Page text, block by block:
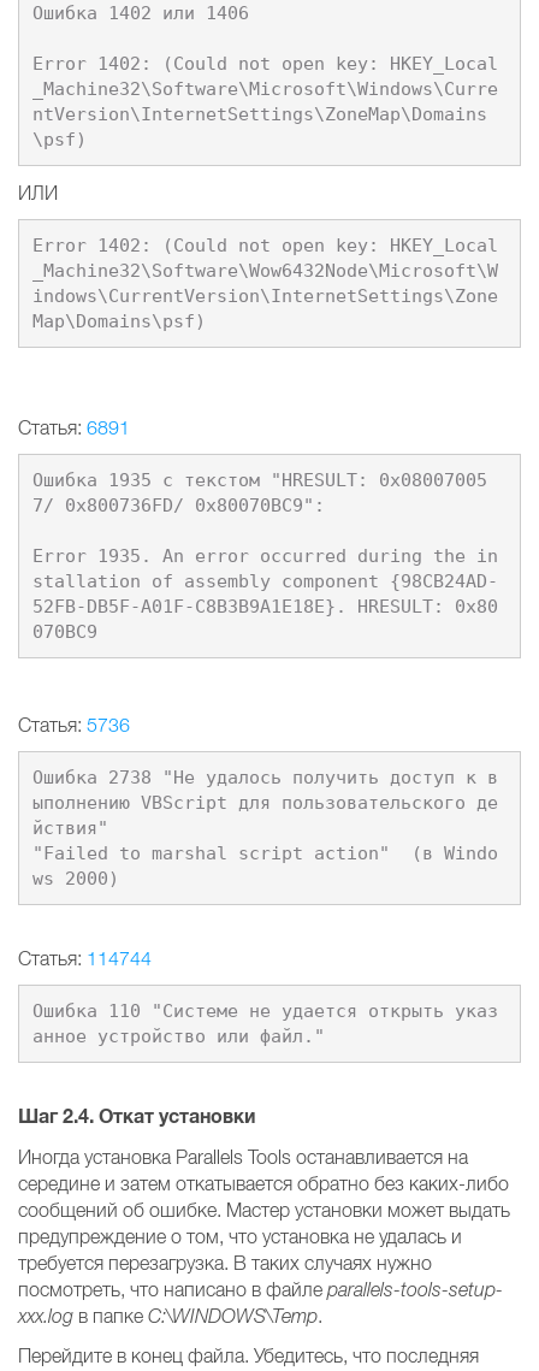
Ошибка 1402 или 1406
Error 1402: (Could not open key: HKEY_Local
_Machine32\Software\Microsoft\Windows\Curre
ntVersion\InternetSettings\ZoneMap\Domains
ИЛИ
Error 1402: (Could not open key: HKEY_Local
_Machine32\Software\Wow6432Node\Microsoft\W
indows\CurrentVersion\InternetSettings\Zone
Статья: 6891
Ошибка 1935 с текстом "HRESULT: 0x08007005
7/ 0x800736FD/ 0x80070BC9":
Error 1935. An error occurred during the in
stallation of assembly component {98CB24AD-
52FB-DB5F-A01F-C8B3B9A1E18E}. HRESULT: 0x80
Статья: 5736
Ошибка 2738 "Не удалось получить доступ к в
ыполнению VBScript для пользовательского де
йствия"
"Failed to marshal script action"  (в Windo
Статья: 114744
Ошибка 110 "Системе не удается открыть указ
Шаг 2.4.Откат установки
Иногда установка Parallels Tools останавливается на
середине и затем откатывается обратно без каких-либо
сообщений об ошибке. Мастер установки может выдать
предупреждение о том, что установка не удалась и
требуется перезагрузка. В таких случаях нужно
посмотреть, что написано в файле parallels-tools-setup-
xxx.log в папке C:\WINDOWS\Temp.
Перейдите в конец файла. Убедитесь, что последняя